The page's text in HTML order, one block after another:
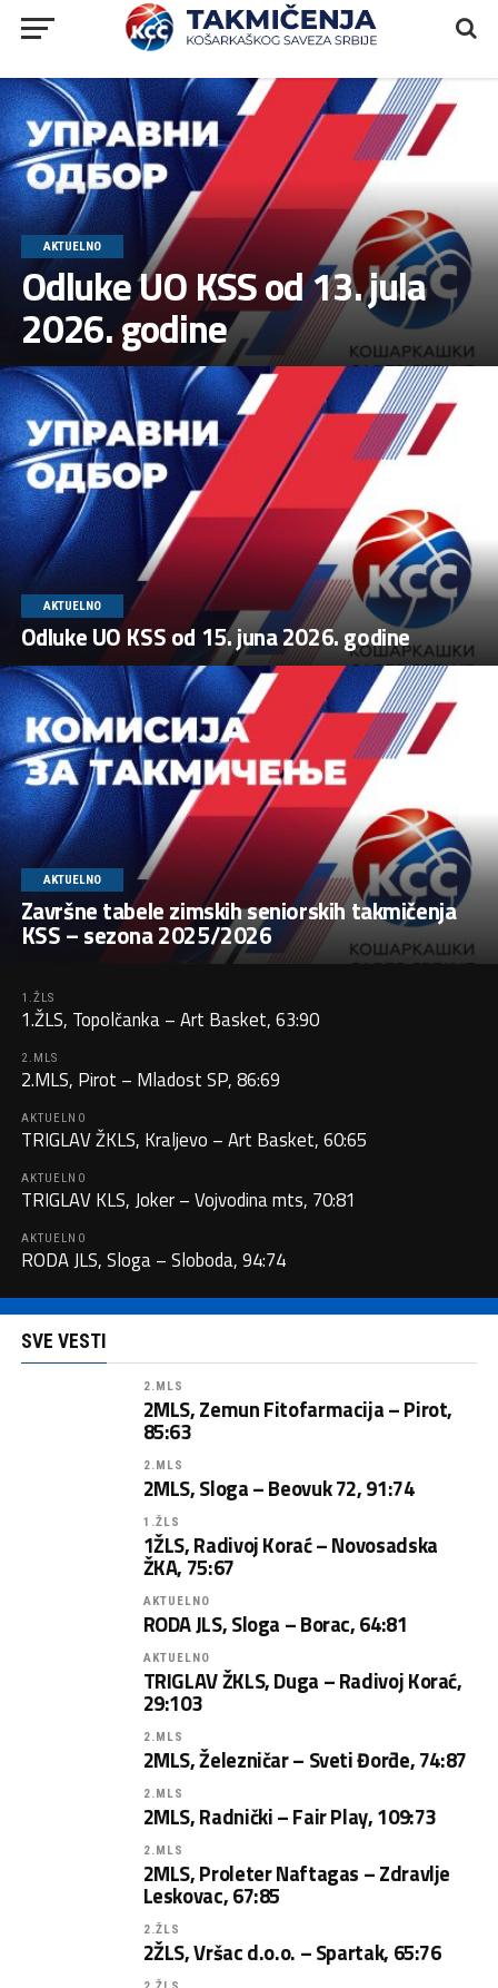
AKTUELNO
Odluke UO KSS od 13. jula
2026. godine
AKTUELNO
Odluke UO KSS od 15. juna 2026. godine
AKTUELNO
Završne tabele zimskih seniorskih takmičenja
KSS – sezona 2025/2026
1.ŽLS
1.ŽLS, Topolčanka – Art Basket, 63:90
2.MLS
2.MLS, Pirot – Mladost SP, 86:69
AKTUELNO
TRIGLAV ŽKLS, Kraljevo – Art Basket, 60:65
AKTUELNO
TRIGLAV KLS, Joker – Vojvodina mts, 70:81
AKTUELNO
RODA JLS, Sloga – Sloboda, 94:74
SVE VESTI
2.MLS
2MLS, Zemun Fitofarmacija – Pirot,
85:63
2.MLS
2MLS, Sloga – Beovuk 72, 91:74
1.ŽLS
1ŽLS, Radivoj Korać – Novosadska
ŽKA, 75:67
AKTUELNO
RODA JLS, Sloga – Borac, 64:81
AKTUELNO
TRIGLAV ŽKLS, Duga – Radivoj Korać,
29:103
2.MLS
2MLS, Železničar – Sveti Đorđe, 74:87
2.MLS
2MLS, Radnički – Fair Play, 109:73
2.MLS
2MLS, Proleter Naftagas – Zdravlje
Leskovac, 67:85
2.ŽLS
2ŽLS, Vršac d.o.o. – Spartak, 65:76